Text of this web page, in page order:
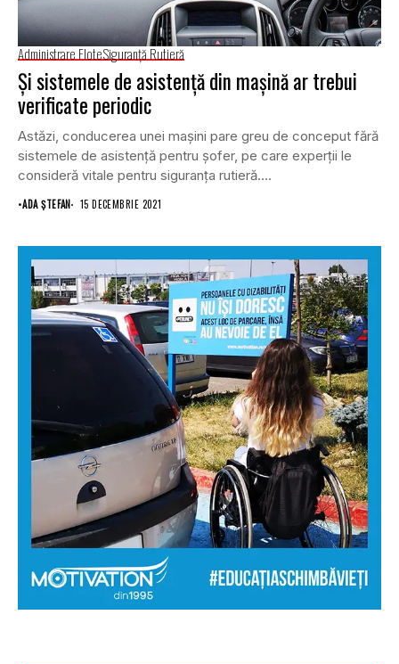
Administrare FloteSiguranţă Rutieră
Și sistemele de asistență din mașină ar trebui
verificate periodic
Astăzi, conducerea unei mașini pare greu de conceput fără
sistemele de asistență pentru șofer, pe care experții le
consideră vitale pentru siguranța rutieră....
•ADA ȘTEFAN 15 DECEMBRIE 2021